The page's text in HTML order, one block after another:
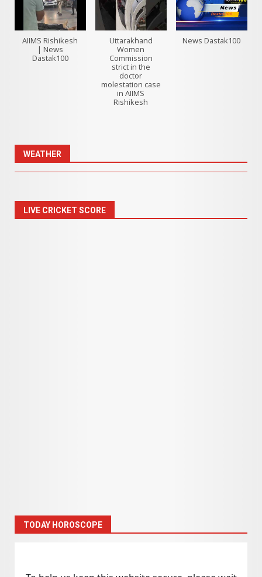
AIIMS Rishikesh
| News
Dastak100
Uttarakhand
Women
Commission
strict in the
doctor
molestation case
in AIIMS
Rishikesh
News Dastak100
WEATHER
LIVE CRICKET SCORE
TODAY HOROSCOPE